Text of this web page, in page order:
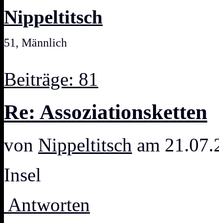
Nippeltitsch
51, Männlich
Beiträge: 81
Re: Assoziationsketten
von Nippeltitsch am
Insel
Antworten